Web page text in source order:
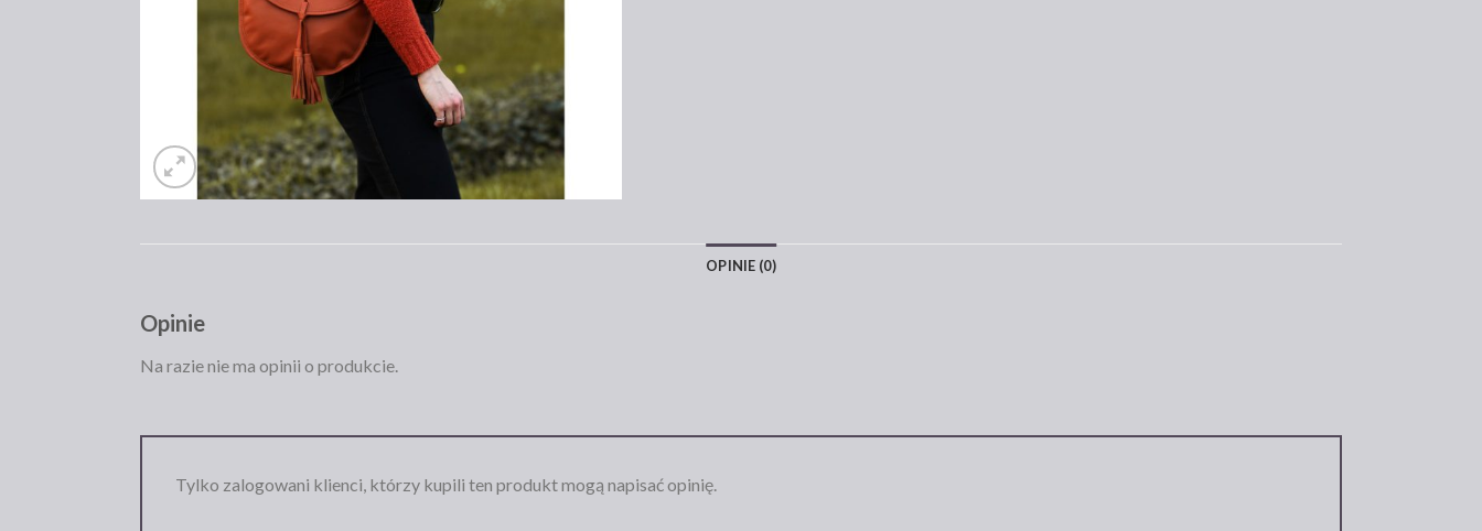
OPINIE (0)
Opinie
Na razie nie ma opinii o produkcie.
Tylko zalogowani klienci, którzy kupili ten produkt mogą napisać opinię.